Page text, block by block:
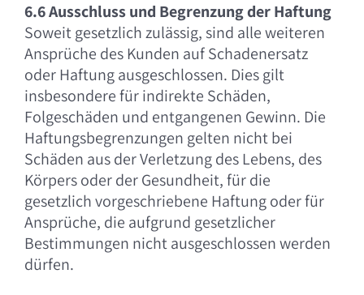
6.6 Ausschluss und Begrenzung der Haftung
Soweit gesetzlich zulässig, sind alle weiteren
Ansprüche des Kunden auf Schadenersatz
oder Haftung ausgeschlossen. Dies gilt
insbesondere für indirekte Schäden,
Folgeschäden und entgangenen Gewinn. Die
Haftungsbegrenzungen gelten nicht bei
Schäden aus der Verletzung des Lebens, des
Körpers oder der Gesundheit, für die
gesetzlich vorgeschriebene Haftung oder für
Ansprüche, die aufgrund gesetzlicher
Bestimmungen nicht ausgeschlossen werden
dürfen.